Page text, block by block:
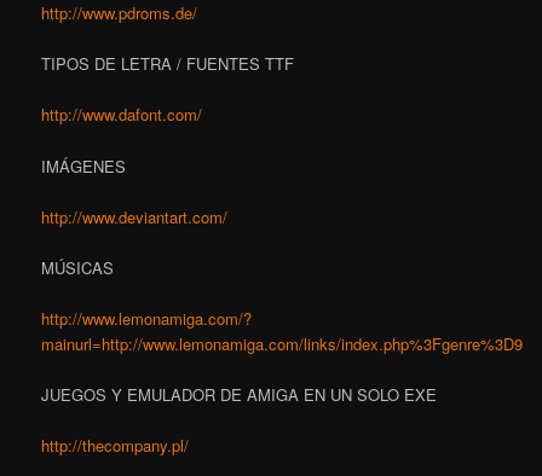
http://www.pdroms.de/
TIPOS DE LETRA / FUENTES TTF
http://www.dafont.com/
IMÁGENES
http://www.deviantart.com/
MÚSICAS
http://www.lemonamiga.com/?
mainurl=http://www.lemonamiga.com/links/index.php%3Fgenre%3D9
JUEGOS Y EMULADOR DE AMIGA EN UN SOLO EXE
http://thecompany.pl/